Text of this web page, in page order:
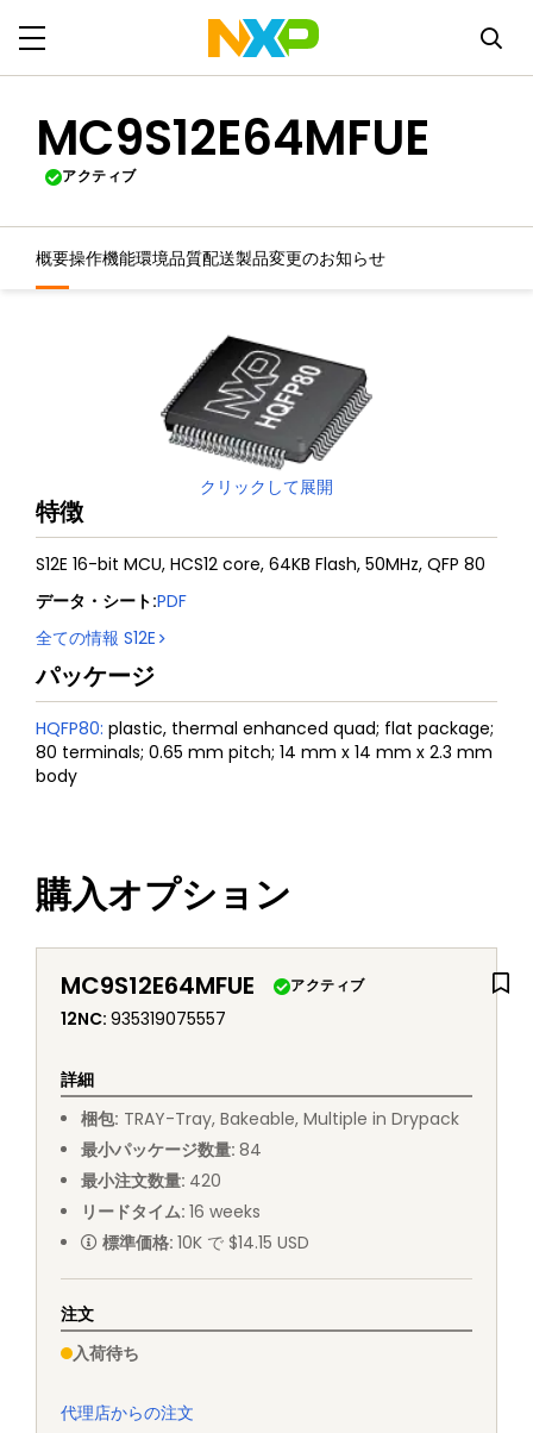
MC9S12E64MFUE
アクティブ
概要操作機能環境品質配送製品変更のお知らせ
クリックして展開
特徴
S12E 16-bit MCU, HCS12 core, 64KB Flash, 50MHz, QFP 80
データ・シート:PDF
全ての情報 S12E
パッケージ
HQFP80: plastic, thermal enhanced quad; flat package;
80 terminals; 0.65 mm pitch; 14 mm x 14 mm x 2.3 mm
body
購入オプション
MC9S12E64MFUE アクティブ
12NC: 935319075557
詳細
梱包: TRAY-Tray, Bakeable, Multiple in Drypack
最小パッケージ数量: 84
最小注文数量: 420
リードタイム: 16 weeks
標準価格: 10K で $14.15 USD
注文
入荷待ち
代理店からの注文